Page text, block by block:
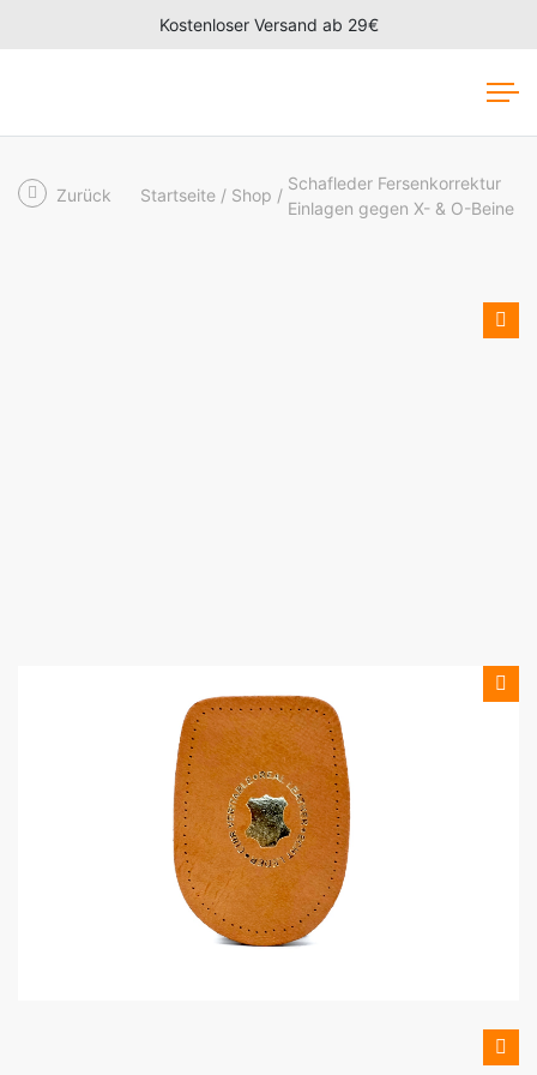
Kostenloser Versand ab 29€
Zurück Startseite Shop
Schafleder Fersenkorrektur
Einlagen gegen X- & O-Beine